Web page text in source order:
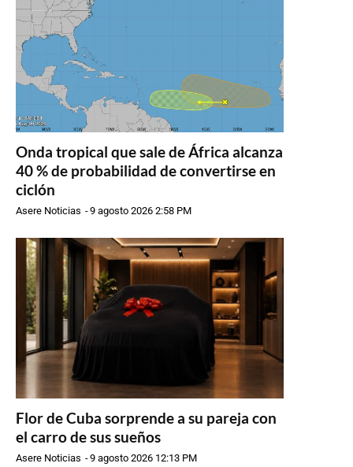
Onda tropical que sale de África alcanza
40 % de probabilidad de convertirse en
ciclón
Asere Noticias -9 agosto 2026 2:58 PM
Flor de Cuba sorprende a su pareja con
el carro de sus sueños
Asere Noticias -9 agosto 2026 12:13 PM